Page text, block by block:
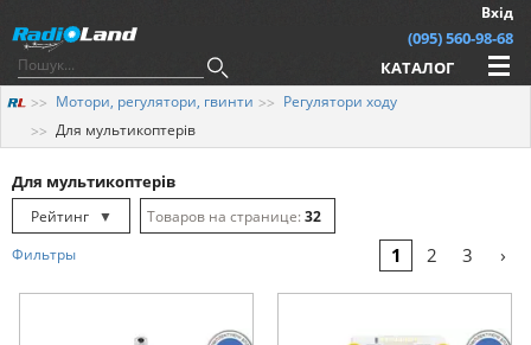
Вхід
(095) 560-98-68
КАТАЛОГ
Мотори, регулятори, гвинти
Регулятори ходу
Для мультикоптерів
Для мультикоптерів
Рейтинг
▼
Рейтинг
32
Фильтры 1 2 3 ›